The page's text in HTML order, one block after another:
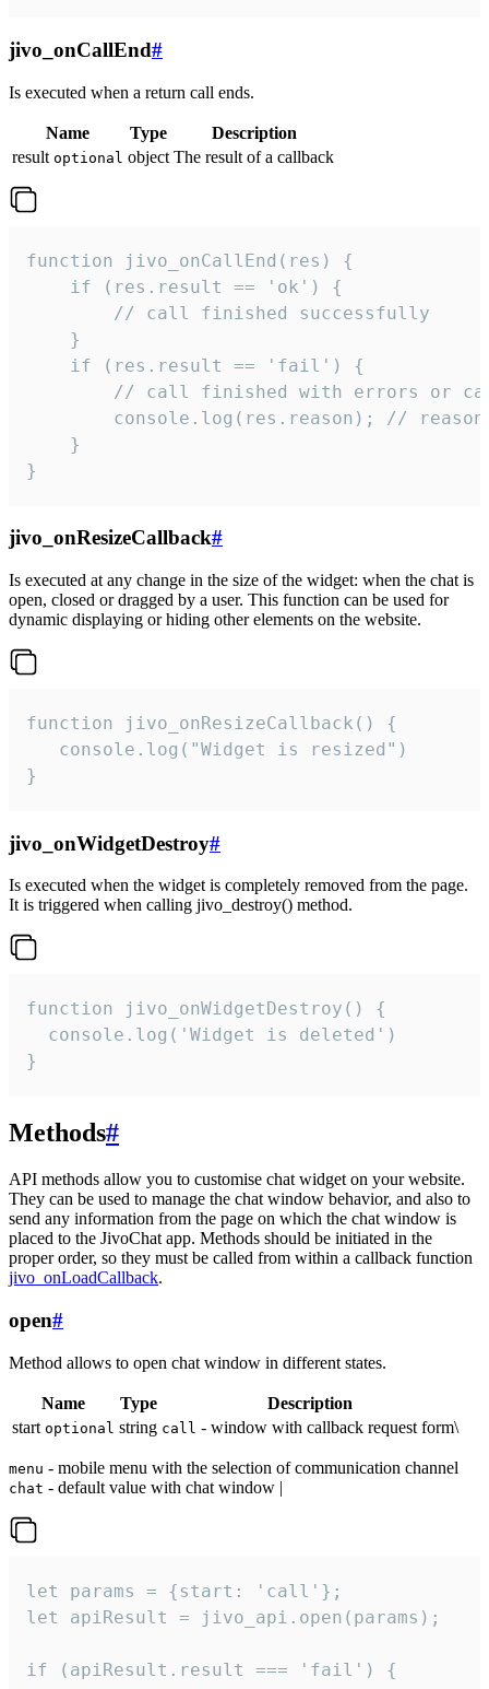
jivo_onCallEnd#
Is executed when a return call ends.
Name Type
Description
result optional object The result of a callback
function jivo_onCallEnd(res) {
    if (res.result == 'ok') {
        // call finished successfully
    }
    if (res.result == 'fail') {
// call finished with errors or
console.log(res.reason); //
    }
}
jivo_onResizeCallback#
Is executed at any change in the size of the widget: when the chat is
open, closed or dragged by a user. This function can be used for
dynamic displaying or hiding other elements on the website.
function jivo_onResizeCallback() {
   console.log("Widget is resized")
}
jivo_onWidgetDestroy#
Is executed when the widget is completely removed from the page.
It is triggered when calling jivo_destroy() method.
function jivo_onWidgetDestroy() {
  console.log('Widget is deleted')
}
Methods#
API methods allow you to customise chat widget on your website.
They can be used to manage the chat window behavior, and also to
send any information from the page on which the chat window is
placed to the JivoChat app. Methods should be initiated in the
proper order, so they must be called from within a callback function
jivo_onLoadCallback.
open#
Method allows to open chat window in different states.
Name Type
Description
start optional string call - window with callback request form\
menu - mobile menu with the selection of communication channel
chat - default value with chat window |
let params = {start: 'call'};
let apiResult = jivo_api.open(params);
if (apiResult.result === 'fail') {